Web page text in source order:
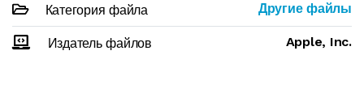
Категория файла Другие файлы
Издатель файлов Apple, Inc.